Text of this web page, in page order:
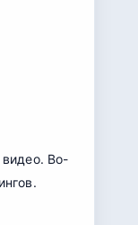
видео. Во-